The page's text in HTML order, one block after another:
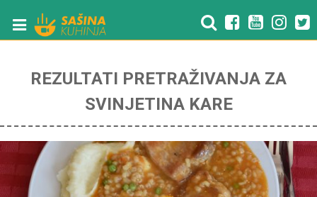
REZULTATI PRETRAŽIVANJA ZA
SVINJETINA KARE